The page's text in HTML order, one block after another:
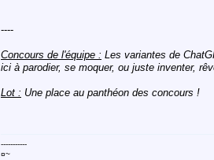
----
Concours de l'équipe : Les variantes de
ici à parodier, se moquer, ou juste inventer,
Lot : Une place au panthéon des concours !
-----------
¤~